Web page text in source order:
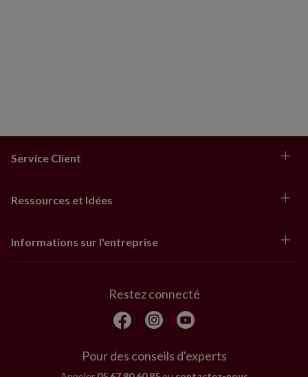
Service Client
Ressources et Idées
Informations sur l'entreprise
Restez connecté
Pour des conseils d'experts